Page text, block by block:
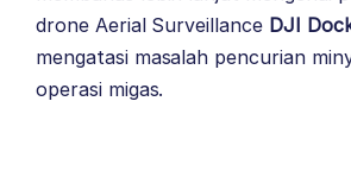
drone Aerial Surveillance DJI
mengatasi masalah pencurian
operasi migas.